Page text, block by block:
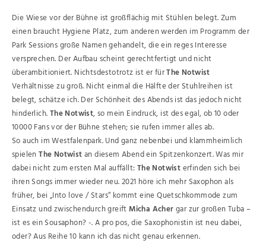
Die Wiese vor der Bühne ist großflächig mit Stühlen belegt. Zum
einen braucht Hygiene Platz, zum anderen werden im Programm der
Park Sessions große Namen gehandelt, die ein reges Interesse
versprechen. Der Aufbau scheint gerechtfertigt und nicht
überambitioniert. Nichtsdestotrotz ist er fürThe Notwist
Verhältnisse zu groß. Nicht einmal die Hälfte der Stuhlreihen ist
belegt, schätze ich. Der Schönheit des Abends ist das jedoch nicht
hinderlich.The Notwist, so mein Eindruck, ist des egal, ob 10 oder
10000 Fans vor der Bühne stehen; sie rufen immer alles ab.
So auch im Westfalenpark. Und ganz nebenbei und klammheimlich
spielenThe Notwistan diesem Abend ein Spitzenkonzert. Was mir
dabei nicht zum ersten Mal auffällt:The Notwisterfinden sich bei
ihren Songs immer wieder neu. 2021 höre ich mehr Saxophon als
früher, bei „Into love / Stars“ kommt eine Quetschkommode zum
Einsatz und zwischendurch greiftMicha Achergar zur großen Tuba –
ist es ein Sousaphon? -. A pro pos, die Saxophonistin ist neu dabei,
oder? Aus Reihe 10 kann ich das nicht genau erkennen.